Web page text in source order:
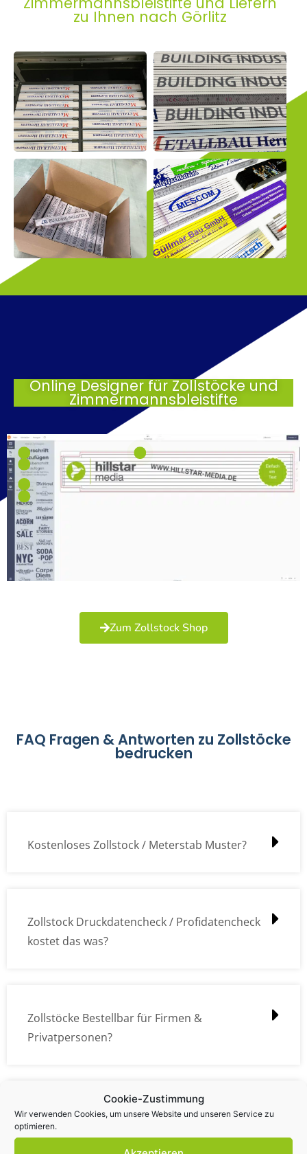
Cookie-Zustimmung
Wir verwenden Cookies, um unsere Website und unseren Service zu
optimieren.
zu Ihnen nach Görlitz
Online Designer für Zollstöcke und
Zimmermannsbleistifte
Zum Zollstock Shop
FAQ Fragen & Antworten zu Zollstöcke
bedrucken
Kostenloses Zollstock / Meterstab Muster?
Zollstock Druckdatencheck / Profidatencheck
kostet das was?
Zollstöcke Bestellbar für Firmen &
Privatpersonen?
Wie kann ich die Daten (z.B. Logos und Texte)
übermitteln?